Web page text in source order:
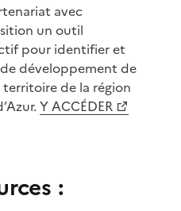
avec
un outil
pour identifier et
développement de
de la région
Y ACCÉDER
: